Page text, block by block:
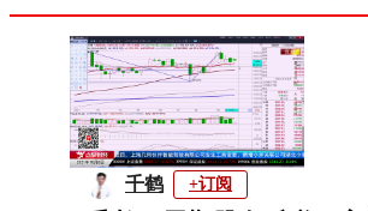
千鹤 +订阅